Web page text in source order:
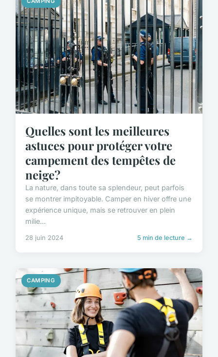
Quelles sont les meilleures
astuces pour protéger votre
campement des tempêtes de
neige?
La nature, dans toute sa splendeur, peut parfois
se montrer impitoyable. Camper en hiver offre une
expérience unique, mais se retrouver en plein
milie...
28 juin 2024 5 min de lecture →
CAMPING